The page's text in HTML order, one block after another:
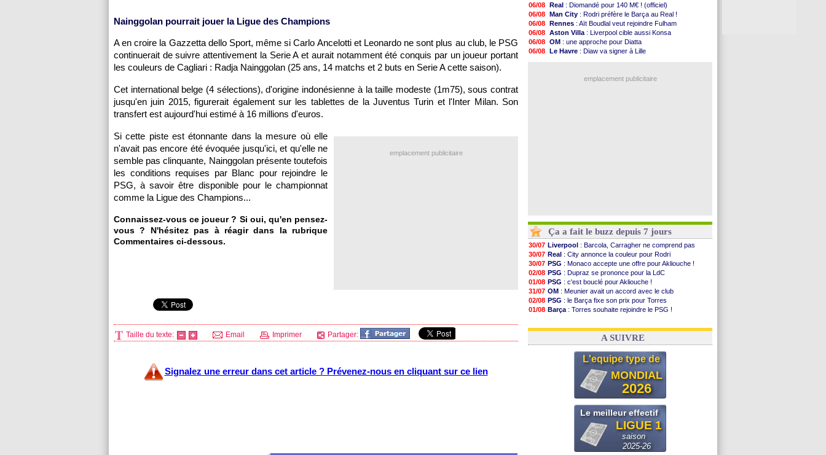
Nainggolan pourrait jouer la Ligue des Champions
A en croire la Gazzetta dello Sport, même si Carlo Ancelotti et Leonardo ne sont plus au club, le PSG
continuerait de suivre attentivement la Serie A et aurait notamment été conquis par un joueur portant
les couleurs de Cagliari : Radja Nainggolan (25 ans, 14 matchs et 2 buts en Serie A cette saison).
Cet international belge (4 sélections), d'origine indonésienne à la taille modeste (1m75), sous contrat
jusqu'en juin 2015, figurerait également sur les tablettes de la Juventus Turin et l'Inter Milan. Son
transfert est aujourd'hui estimé à 16 millions d'euros.
emplacement publicitaire
Si cette piste est étonnante dans la mesure où elle
n'avait pas encore été évoquée jusqu'ici, et qu'elle ne
semble pas clinquante, Nainggolan présente toutefois
les conditions requises par Blanc pour rejoindre le
PSG, à savoir être disponible pour le championnat
comme la Ligue des Champions...
Connaissez-vous ce joueur ? Si oui, qu'en pensez-
vous ? N'hésitez pas à réagir dans la rubrique
Commentaires ci-dessous.
Taille du texte: Email Imprimer Partager:
Signalez une erreur dans cet article ? Prévenez-nous en cliquant sur ce lien
06/08 Real : Diomandé pour 140 M€ ! (officiel)
06/08 Man City : Rodri préfère le Barça au Real !
06/08 Rennes : Aït Boudlal veut rejoindre Fulham
06/08 Aston Villa : Liverpool cible aussi Konsa
06/08 OM : une approche pour Diatta
06/08 Le Havre : Diaw va signer à Lille
Galatasaray: Milan rejette 35 M€ pour Leão
emplacement publicitaire
Ça a fait le buzz depuis 7 jours
30/07 Liverpool : Barcola, Carragher ne comprend pas
30/07 Real : City annonce la couleur pour Rodri
30/07 PSG : Monaco accepte une offre pour Akliouche !
02/08 PSG : Dupraz se prononce pour la LdC
01/08 PSG : c'est bouclé pour Akliouche !
31/07 OM : Meunier avait un accord avec le club
02/08 PSG : le Barça fixe son prix pour Torres
01/08 Barça : Torres souhaite rejoindre le PSG !
03/08 Argentine: quand Medina recadre... sa mère
A SUIVRE
L'equipe type de
MONDIAL
2026
Le meilleur effectif
LIGUE 1
saison
2025-26